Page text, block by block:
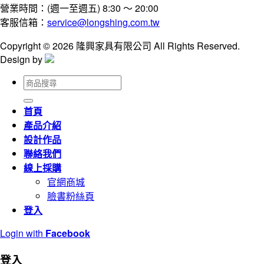
營業時間：(週一至週五) 8:30 ～ 20:00
客服信箱： service@longshing.com.tw
Copyright © 2026 隆興家具有限公司 All Rights Reserved.
Design by
搜
尋
關
鍵
字:
首頁
產品介紹
設計作品
聯絡我們
線上採購
官網商城
臉書粉絲頁
登入
Login with Facebook
登入